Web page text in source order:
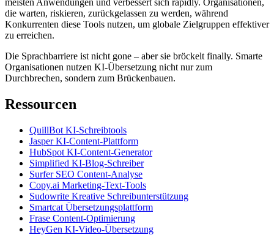
meisten Anwendungen und verbessert sich rapidly. Organisationen,
die warten, riskieren, zurückgelassen zu werden, während
Konkurrenten diese Tools nutzen, um globale Zielgruppen effektiver
zu erreichen.
Die Sprachbarriere ist nicht gone – aber sie bröckelt finally. Smarte
Organisationen nutzen KI-Übersetzung nicht nur zum
Durchbrechen, sondern zum Brückenbauen.
Ressourcen
QuillBot KI-Schreibtools
Jasper KI-Content-Plattform
HubSpot KI-Content-Generator
Simplified KI-Blog-Schreiber
Surfer SEO Content-Analyse
Copy.ai Marketing-Text-Tools
Sudowrite Kreative Schreibunterstützung
Smartcat Übersetzungsplattform
Frase Content-Optimierung
HeyGen KI-Video-Übersetzung